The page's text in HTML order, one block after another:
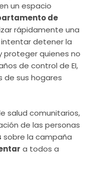
un espacio
de
rápidamente una
detener la
proteger quienes no
de control de EI,
de sus hogares
salud comunitarios,
de las personas
sobre la campaña
a todos a